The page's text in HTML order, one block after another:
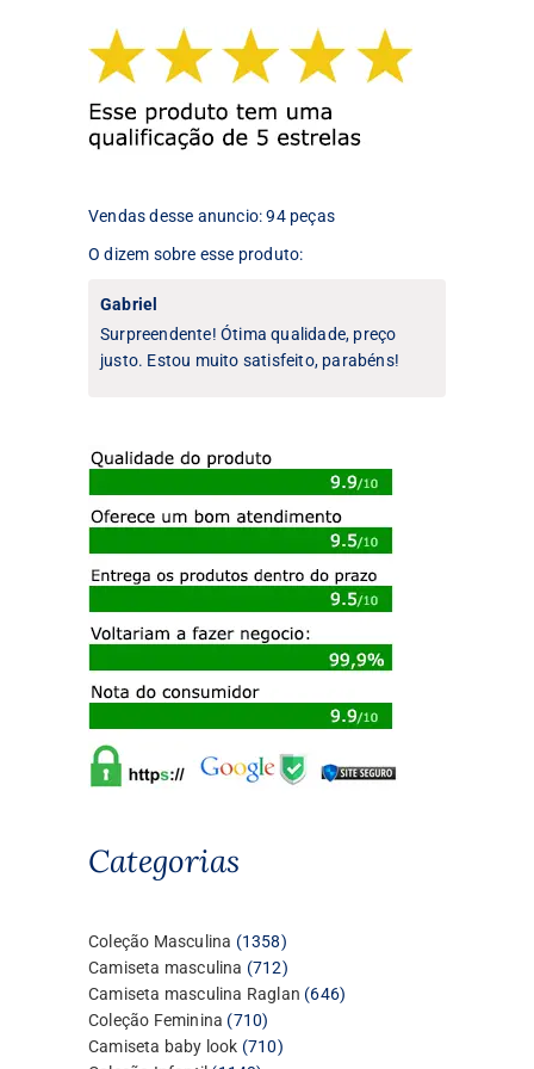
opções
podem
ser
escolhidas
na
produto
opções
podem
ser
na
Vendas desse anuncio: 94 peças
O dizem sobre esse produto:
Gabriel
Surpreendente! Ótima qualidade, preço
justo. Estou muito satisfeito, parabéns!
Categorias
Coleção Masculina 13581358
produtos
Camiseta masculina 712712
produtos
Camiseta masculina Raglan 646646
Coleção Feminina 710710
produtos
Camiseta baby look 710710